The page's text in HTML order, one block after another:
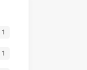
1
1